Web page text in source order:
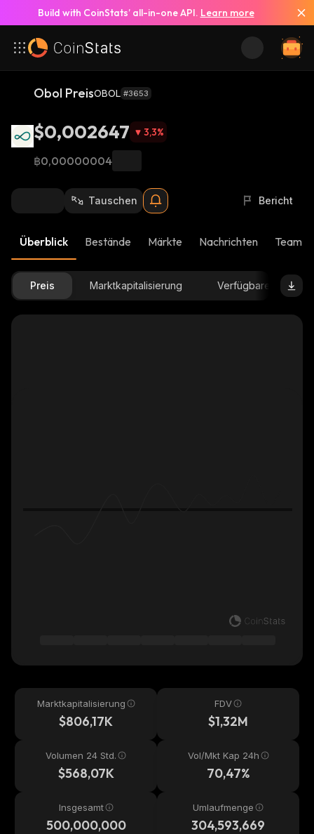
Build with CoinStats’ all-in-one API. Learn more
Obol PreisOBOL #3653
$0,002647 3,3%
฿0,00000004
Tauschen Bericht
Überblick Bestände Märkte Nachrichten Team-
Preis Marktkapitalisierung Verfügbare Menge
Marktkapitalisierung
$806,17K
FDV
$1,32M
Volumen 24 Std.
$568,07K
Vol/Mkt Kap 24h
70,47%
Insgesamt
500,000,000
Umlaufmenge
304,593,669